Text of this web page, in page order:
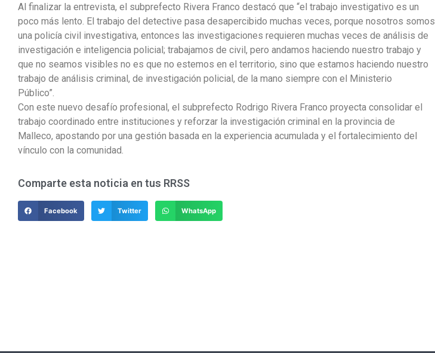
Al finalizar la entrevista, el subprefecto Rivera Franco destacó que “el trabajo investigativo es un
poco más lento. El trabajo del detective pasa desapercibido muchas veces, porque nosotros somos
una policía civil investigativa, entonces las investigaciones requieren muchas veces de análisis de
investigación e inteligencia policial; trabajamos de civil, pero andamos haciendo nuestro trabajo y
que no seamos visibles no es que no estemos en el territorio, sino que estamos haciendo nuestro
trabajo de análisis criminal, de investigación policial, de la mano siempre con el Ministerio
Público”.
Con este nuevo desafío profesional, el subprefecto Rodrigo Rivera Franco proyecta consolidar el
trabajo coordinado entre instituciones y reforzar la investigación criminal en la provincia de
Malleco, apostando por una gestión basada en la experiencia acumulada y el fortalecimiento del
vínculo con la comunidad.
Comparte esta noticia en tus RRSS
Facebook Twitter WhatsApp